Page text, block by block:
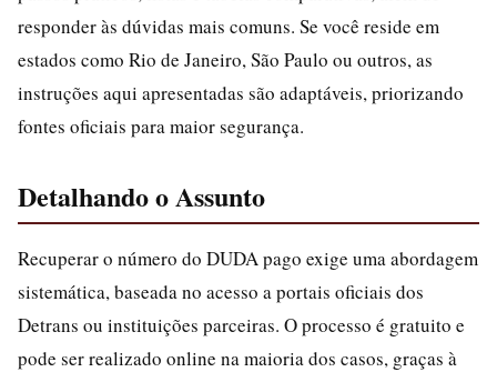
responder às dúvidas mais comuns. Se você reside em
estados como Rio de Janeiro, São Paulo ou outros, as
instruções aqui apresentadas são adaptáveis, priorizando
fontes oficiais para maior segurança.
Detalhando o Assunto
Recuperar o número do DUDA pago exige uma abordagem
sistemática, baseada no acesso a portais oficiais dos
Detrans ou instituições parceiras. O processo é gratuito e
pode ser realizado online na maioria dos casos, graças à